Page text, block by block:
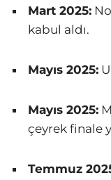
Mart 2025:
kabul aldı.
Mayıs 2025:
Mayıs 2025:
çeyrek finale
Temmuz